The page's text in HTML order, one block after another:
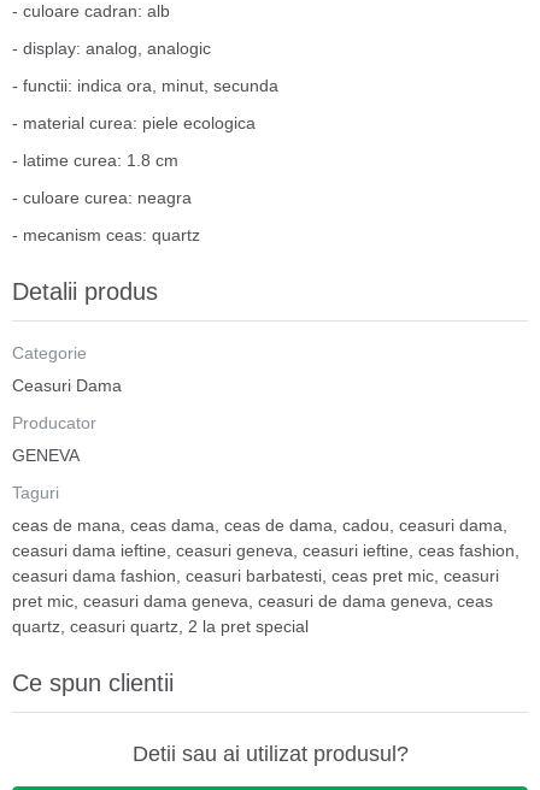
- culoare cadran: alb
- display: analog, analogic
- functii: indica ora, minut, secunda
- material curea: piele ecologica
- latime curea: 1.8 cm
- culoare curea: neagra
- mecanism ceas: quartz
Detalii produs
Categorie
Ceasuri Dama
Producator
GENEVA
Taguri
ceas de mana ceas dama ceas de dama cadou ceasuri dama
ceasuri dama ieftine ceasuri geneva ceasuri ieftine ceas fashion
ceasuri dama fashion ceasuri barbatesti ceas pret mic ceasuri
pret mic ceasuri dama geneva ceasuri de dama geneva ceas
quartz ceasuri quartz 2 la pret special
Ce spun clientii
Detii sau ai utilizat produsul?